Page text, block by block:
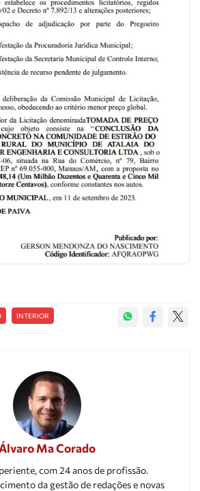
INTERIOR
Ma Corado
com 24 anos de profissão.
da gestão de redações e novas